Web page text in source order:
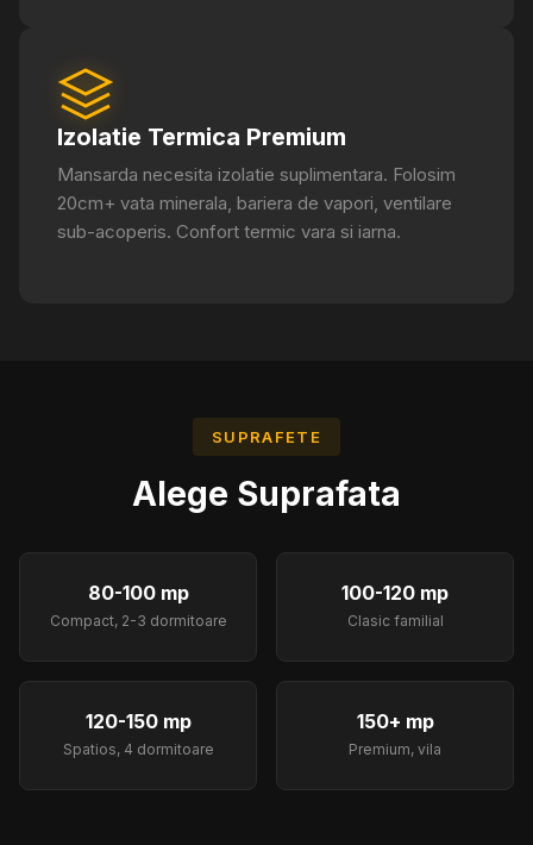
Izolatie Termica Premium
Mansarda necesita izolatie suplimentara. Folosim
20cm+ vata minerala, bariera de vapori, ventilare
sub-acoperis. Confort termic vara si iarna.
SUPRAFETE
Alege Suprafata
80-100 mp
Compact, 2-3 dormitoare
100-120 mp
Clasic familial
120-150 mp
Spatios, 4 dormitoare
150+ mp
Premium, vila